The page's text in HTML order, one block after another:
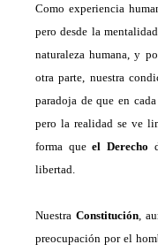
Como experiencia
pero desde la
naturaleza humana, y
otra parte, nuestra
paradoja de que en
pero la realidad se ve
forma queel Derecho
libertad.
Nuestra Constitución ,
preocupación por el